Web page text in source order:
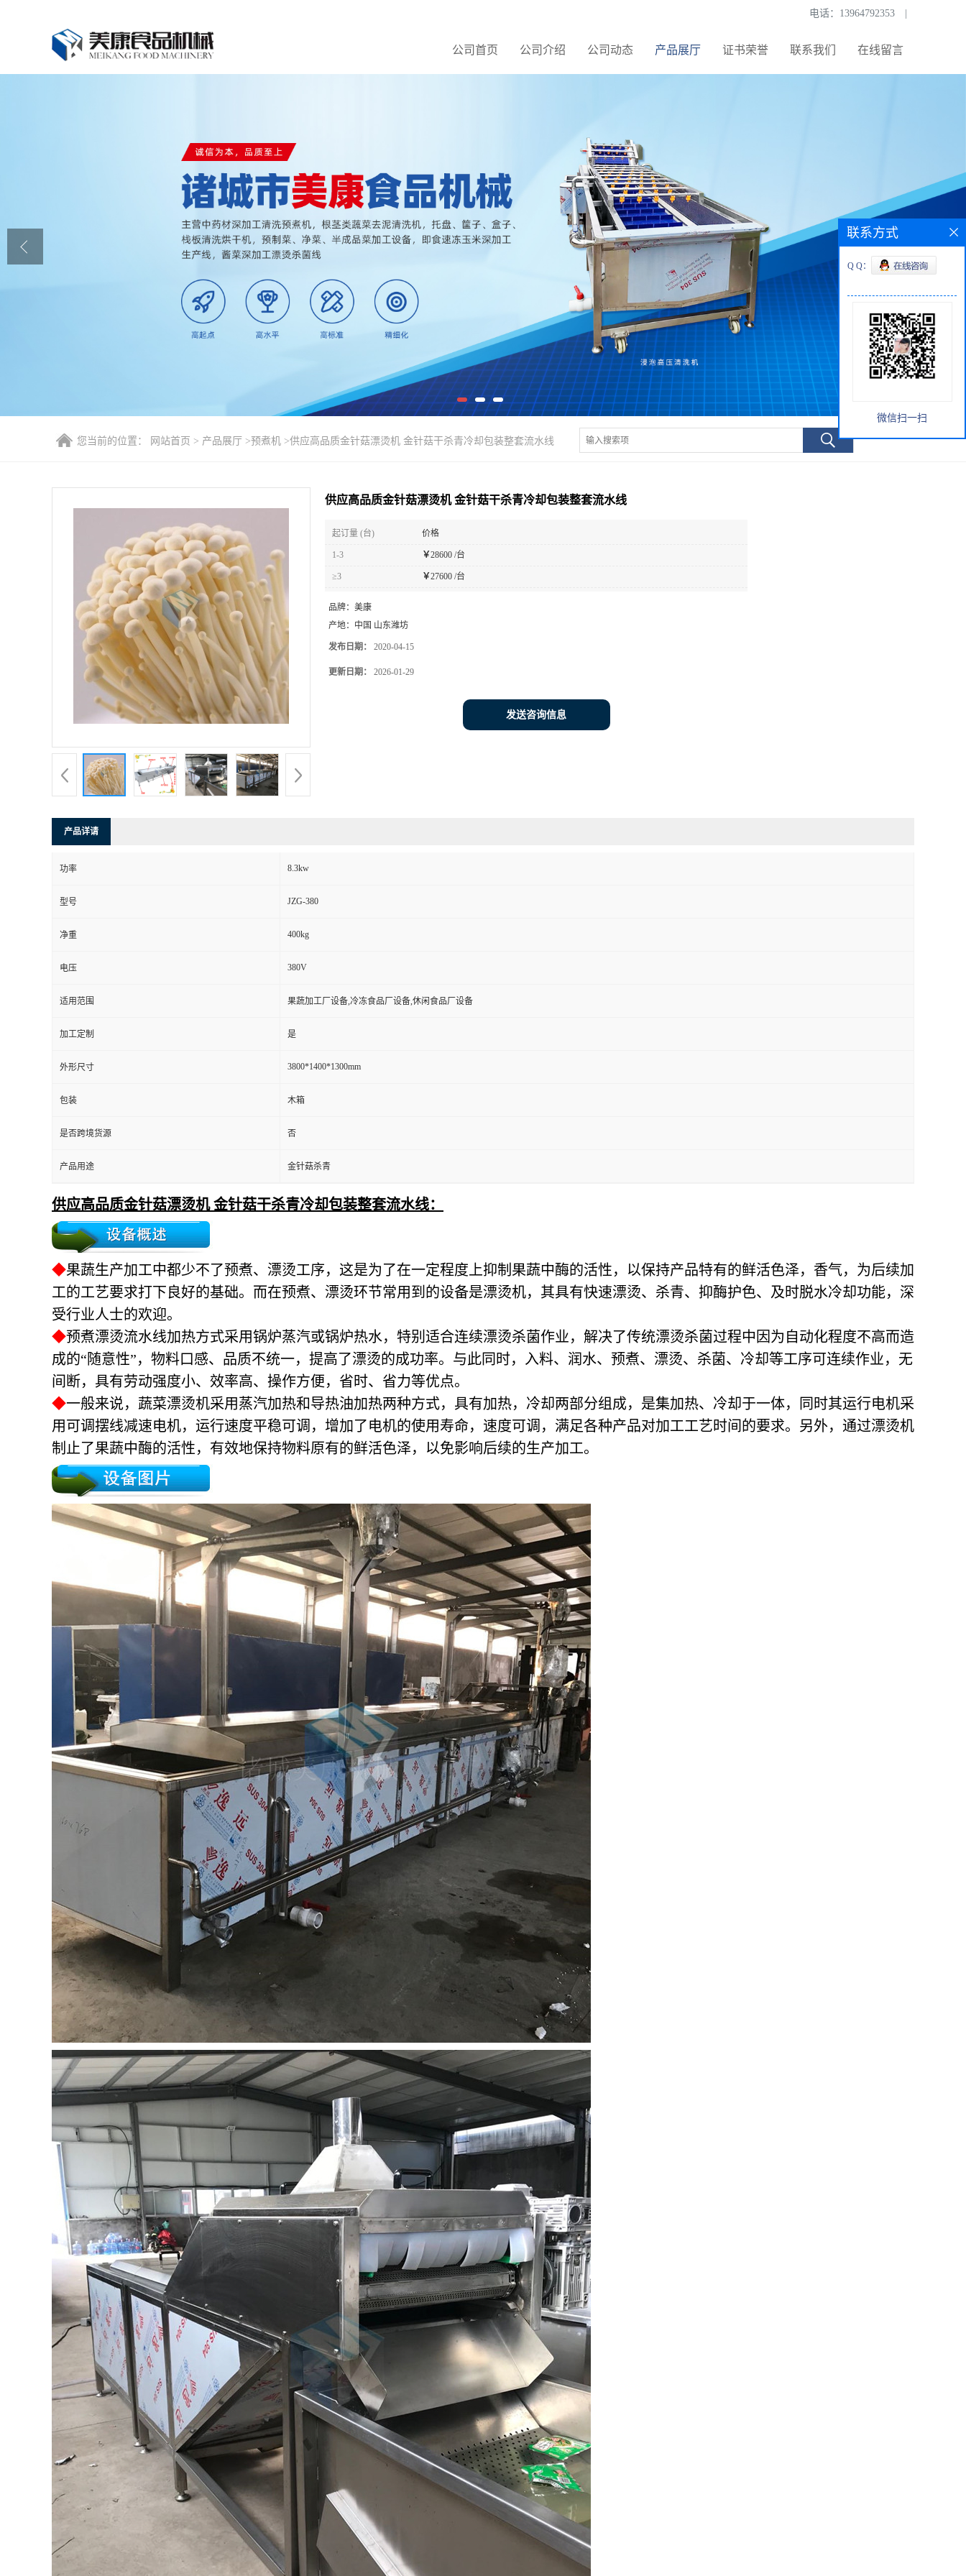
电话： 13964792353
公司首页 公司介绍 公司动态 产品展厅 证书荣誉 联系我们 在线留言
公司首页
在线留言
您当前的位置： 网站首页 > 产品展厅 >预煮机 >供应高品质金针菇漂烫机 金针菇干杀青冷却包装整套流水线
供应高品质金针菇漂烫机 金针菇干杀青冷却包装整套流水线
起订量 (台) 价格
1-3 ￥28600 /台
≥3 ￥27600 /台
品牌： 美康
产地： 中国 山东潍坊
发布日期： 2020-04-15
更新日期： 2026-01-29
发送咨询信息
产品详请
功率 8.3kw
型号 JZG-380
净重 400kg
电压 380V
适用范围 果蔬加工厂设备,冷冻食品厂设备,休闲食品厂设备
加工定制 是
外形尺寸 3800*1400*1300mm
包装 木箱
是否跨境货源 否
产品用途 金针菇杀青
供应高品质金针菇漂烫机 金针菇干杀青冷却包装整套流水线：
◆果蔬生产加工中都少不了预煮、漂烫工序，这是为了在一定程度上抑制果蔬中酶的活性，以保持产品特有的鲜活色泽，香气，为后续加
工的工艺要求打下良好的基础。而在预煮、漂烫环节常用到的设备是漂烫机，其具有快速漂烫、杀青、抑酶护色、及时脱水冷却功能，深
受行业人士的欢迎。
◆预煮漂烫流水线加热方式采用锅炉蒸汽或锅炉热水，特别适合连续漂烫杀菌作业，解决了传统漂烫杀菌过程中因为自动化程度不高而造
成的“随意性”，物料口感、品质不统一，提高了漂烫的成功率。与此同时，入料、润水、预煮、漂烫、杀菌、冷却等工序可连续作业，无
间断，具有劳动强度小、效率高、操作方便，省时、省力等优点。
◆一般来说，蔬菜漂烫机采用蒸汽加热和导热油加热两种方式，具有加热，冷却两部分组成，是集加热、冷却于一体，同时其运行电机采
用可调摆线减速电机，运行速度平稳可调，增加了电机的使用寿命，速度可调，满足各种产品对加工工艺时间的要求。另外，通过漂烫机
制止了果蔬中酶的活性，有效地保持物料原有的鲜活色泽，以免影响后续的生产加工。
联系方式
Q Q：
微信扫一扫